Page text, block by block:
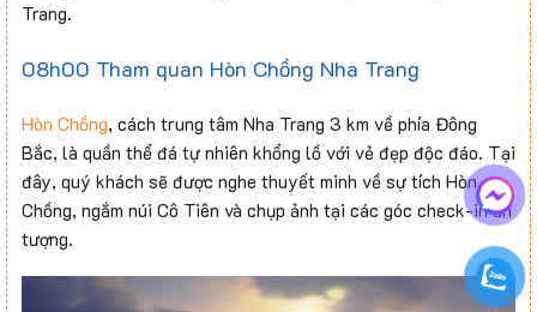
Trang.
08h00 Tham quan Hòn Chồng Nha Trang
Hòn Chồng, cách trung tâm Nha Trang 3 km về phía Đông
Bắc, là quần thể đá tự nhiên khổng lồ với vẻ đẹp độc đáo. Tại
đây, quý khách sẽ được nghe thuyết minh về sự tích Hòn
Chồng, ngắm núi Cô Tiên và chụp ảnh tại các góc check-in ấn
tượng.